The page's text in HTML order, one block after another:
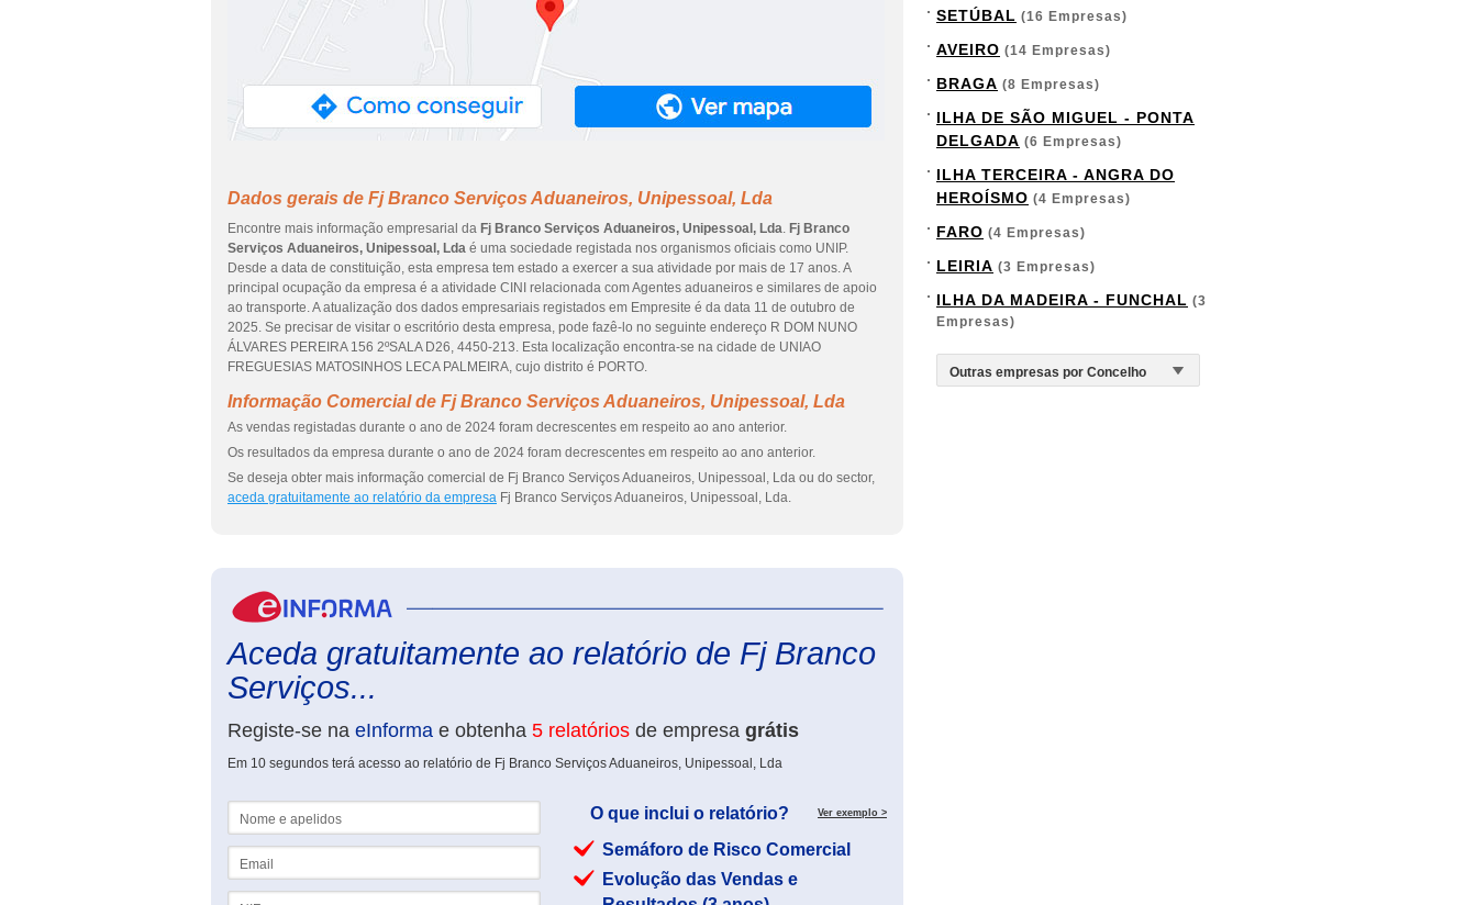
Dados gerais de Fj Branco Serviços Aduaneiros, Unipessoal, Lda
Encontre mais informação empresarial da Fj Branco Serviços Aduaneiros, Unipessoal, Lda. Fj Branco
Serviços Aduaneiros, Unipessoal, Lda é uma sociedade registada nos organismos oficiais como UNIP.
Desde a data de constituição, esta empresa tem estado a exercer a sua atividade por mais de 17 anos. A
principal ocupação da empresa é a atividade CINI relacionada com Agentes aduaneiros e similares de apoio
ao transporte. A atualização dos dados empresariais registados em Empresite é da data 11 de outubro de
2025. Se precisar de visitar o escritório desta empresa, pode fazê-lo no seguinte endereço R DOM NUNO
ÁLVARES PEREIRA 156 2ºSALA D26, 4450-213. Esta localização encontra-se na cidade de UNIAO
FREGUESIAS MATOSINHOS LECA PALMEIRA, cujo distrito é PORTO.
Informação Comercial de Fj Branco Serviços Aduaneiros, Unipessoal, Lda
As vendas registadas durante o ano de 2024 foram decrescentes em respeito ao ano anterior.
Os resultados da empresa durante o ano de 2024 foram decrescentes em respeito ao ano anterior.
Se deseja obter mais informação comercial de Fj Branco Serviços Aduaneiros, Unipessoal, Lda ou do sector,
aceda gratuitamente ao relatório da empresa Fj Branco Serviços Aduaneiros, Unipessoal, Lda.
Aceda gratuitamente ao relatório de Fj Branco
Serviços...
Registe-se na eInforma e obtenha 5 relatórios de empresa grátis
Em 10 segundos terá acesso ao relatório de Fj Branco Serviços Aduaneiros, Unipessoal, Lda
O que inclui o relatório? Ver exemplo >
Semáforo de Risco Comercial
Evolução das Vendas e
SETÚBAL (16 Empresas)
AVEIRO (14 Empresas)
BRAGA (8 Empresas)
ILHA DE SÃO MIGUEL - PONTA
DELGADA (6 Empresas)
ILHA TERCEIRA - ANGRA DO
HEROÍSMO (4 Empresas)
FARO (4 Empresas)
LEIRIA (3 Empresas)
ILHA DA MADEIRA - FUNCHAL (3
Empresas)